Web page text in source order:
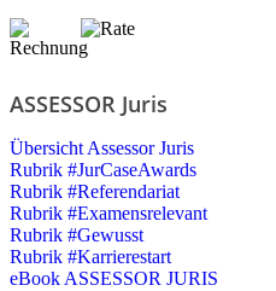
ASSESSOR Juris
Übersicht Assessor Juris
Rubrik #JurCaseAwards
Rubrik #Referendariat
Rubrik #Examensrelevant
Rubrik #Gewusst
Rubrik #Karrierestart
eBook ASSESSOR JURIS